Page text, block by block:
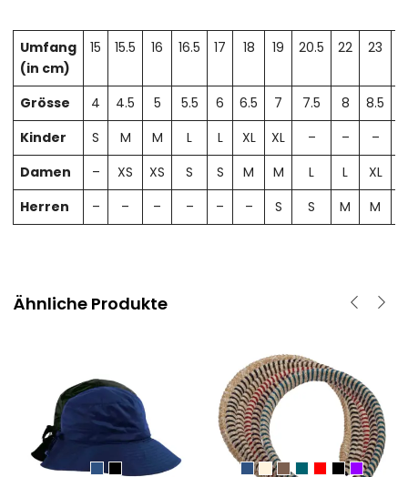
Umfang
(in cm)
15 15.5 16 16.5 17 18 19 20.5 22 23
Grösse 4 4.5 5 5.5 6 6.5 7 7.5 8 8.5
Kinder
S M M L L XL XL – – –
Damen
– XS XS S S M M L L XL
Herren
– – – – – – S S M M
Ähnliche Produkte